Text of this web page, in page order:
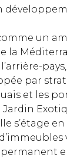
un
la
par
et les
s’étage